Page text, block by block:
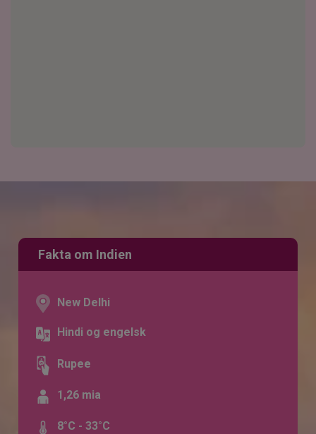
Fakta om Indien
New Delhi
Hindi og engelsk
Rupee
1,26 mia
8°C - 33°C